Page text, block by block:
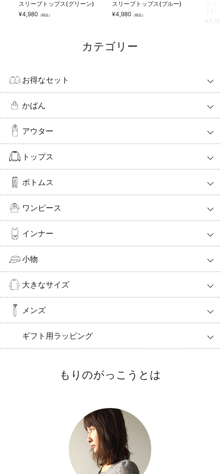
スリーブトップス(グリーン)
¥4,980 （税込）
スリーブトップス(ブルー)
¥4,980 （税込）
カテゴリー
お得なセット
かばん
アウター
トップス
ボトムス
ワンピース
インナー
小物
大きなサイズ
メンズ
ギフト用ラッピング
もりのがっこうとは